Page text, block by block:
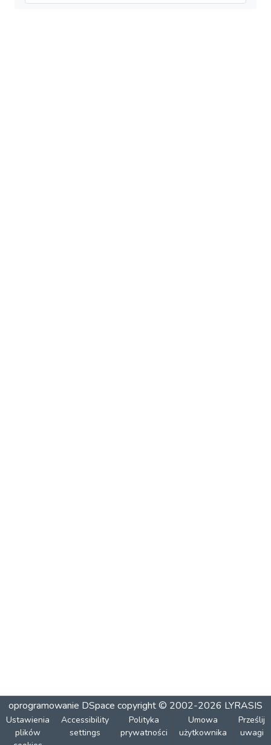
oprogramowanie DSpace copyright © 2002-2026 LYRASIS
Ustawienia
plików
Accessibility
settings
Polityka
prywatności
Umowa
użytkownika
Prześlij
uwagi